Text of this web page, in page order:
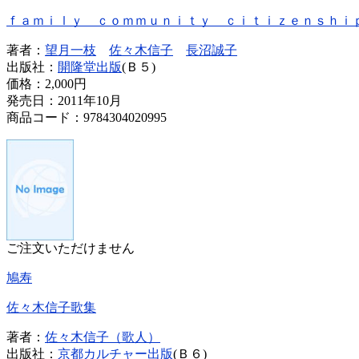
ｆａｍｉｌｙ ｃｏｍｍｕｎｉｔｙ ｃｉｔｉｚｅｎｓｈｉ
著者： 望月一枝 佐々木信子
長沼誠子
出版社： 開隆堂出版(Ｂ５)
価格： 2,000円
発売日：2011年10月
商品コード：9784304020995
ご注文いただけません
鳩寿
佐々木信子歌集
著者： 佐々木信子（歌人）
出版社： 京都カルチャー出版(Ｂ６)